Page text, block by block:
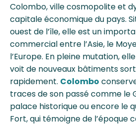
Colombo, ville cosmopolite et
capitale économique du pays.
ouest de l’île, elle est un
commercial entre l’Asie, le
l’Europe. En pleine mutation,
voit de nouveaux bâtiments
rapidement. Colombo
traces de son passé comme le
palace historique ou encore le
Fort, qui témoigne de l’époque